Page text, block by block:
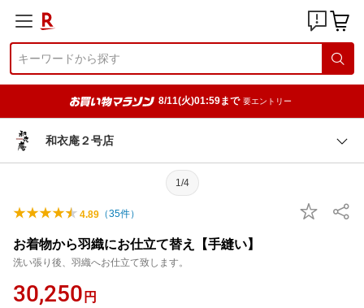
8/11(火)01:59まで 要エントリー
和衣庵２号店
1/4
4.89 （35件）
お着物から羽織にお仕立て替え【手縫い】
洗い張り後、羽織へお仕立て致します。
30,250 円